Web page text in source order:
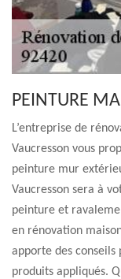
PEINTURE
L’entreprise de
Vaucresson vous
peinture mur
Vaucresson sera à
peinture et
en rénovation
apporte des conseils
produits appliqués.